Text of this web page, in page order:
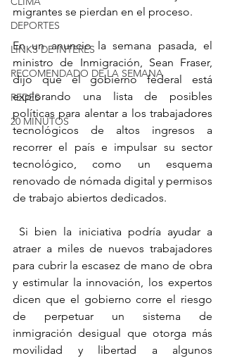
DEPORTES
LINKS DE INTERES
RECOMENDADO DE LA SEMANA
REDES
20 MINUTOS
migrantes se pierdan en el proceso.
En un anuncio la semana pasada, el
ministro de Inmigración, Sean Fraser,
dijo que el gobierno federal está
explorando una lista de posibles
políticas para alentar a los trabajadores
tecnológicos de altos ingresos a
recorrer el país e impulsar su sector
tecnológico, como un esquema
renovado de nómada digital y permisos
de trabajo abiertos dedicados.
atraer a miles de nuevos trabajadores
para cubrir la escasez de mano de obra
y estimular la innovación, los expertos
dicen que el gobierno corre el riesgo
de perpetuar un sistema de
inmigración desigual que otorga más
movilidad y libertad a algunos